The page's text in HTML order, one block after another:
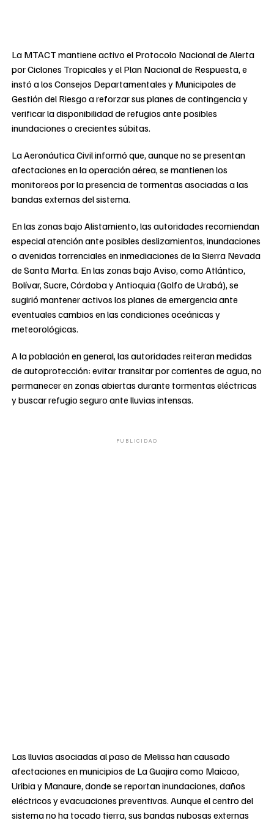
La MTACT mantiene activo el Protocolo Nacional de Alerta
por Ciclones Tropicales y el Plan Nacional de Respuesta, e
instó a los Consejos Departamentales y Municipales de
Gestión del Riesgo a reforzar sus planes de contingencia y
verificar la disponibilidad de refugios ante posibles
inundaciones o crecientes súbitas.
La Aeronáutica Civil informó que, aunque no se presentan
afectaciones en la operación aérea, se mantienen los
monitoreos por la presencia de tormentas asociadas a las
bandas externas del sistema.
En las zonas bajo Alistamiento, las autoridades recomiendan
especial atención ante posibles deslizamientos, inundaciones
o avenidas torrenciales en inmediaciones de la Sierra Nevada
de Santa Marta. En las zonas bajo Aviso, como Atlántico,
Bolívar, Sucre, Córdoba y Antioquia (Golfo de Urabá), se
sugirió mantener activos los planes de emergencia ante
eventuales cambios en las condiciones oceánicas y
meteorológicas.
A la población en general, las autoridades reiteran medidas
de autoprotección: evitar transitar por corrientes de agua, no
permanecer en zonas abiertas durante tormentas eléctricas
y buscar refugio seguro ante lluvias intensas.
PUBLICIDAD
Las lluvias asociadas al paso de Melissa han causado
afectaciones en municipios de La Guajira como Maicao,
Uribia y Manaure, donde se reportan inundaciones, daños
eléctricos y evacuaciones preventivas. Aunque el centro del
sistema no ha tocado tierra, sus bandas nubosas externas